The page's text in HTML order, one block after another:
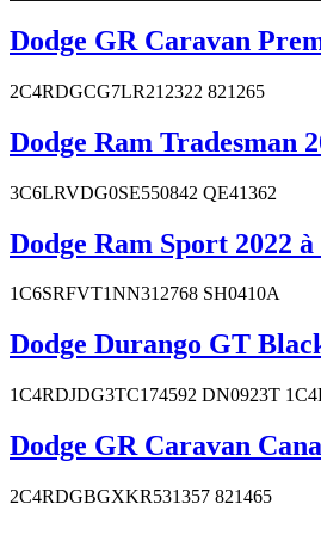
Dodge GR Caravan
2C4RDGCG7LR212322 821265
Dodge Ram Tradesman
3C6LRVDG0SE550842 QE41362
Dodge Ram Sport 2022
1C6SRFVT1NN312768 SH0410A
Dodge Durango GT
1C4RDJDG3TC174592 DN0923T
Dodge GR Caravan
2C4RDGBGXKR531357 821465